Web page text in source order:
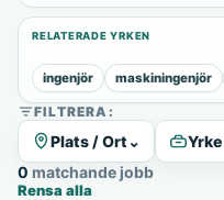
RELATERADE YRKEN
ingenjör maskiningenjör
FILTRERA:
Plats / Ort ⌄ Yrke
0 matchande jobb
Rensa alla